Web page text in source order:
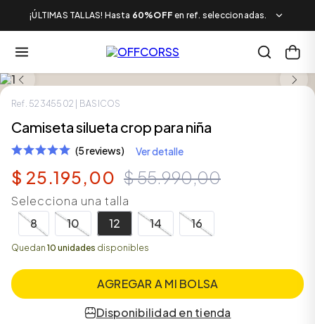
¡ÚLTIMAS TALLAS! Hasta 60%OFF en ref. seleccionadas.
LOOK COMPLETO
Ref. 52345502 | BASICOS
Camiseta silueta crop para niña
(5 reviews) Ver detalle
$ 25.195,00 $55.990,00
Selecciona una talla
8
10 12 14 16
Quedan 10 unidades disponibles
AGREGAR A MI BOLSA
Disponibilidad en tienda